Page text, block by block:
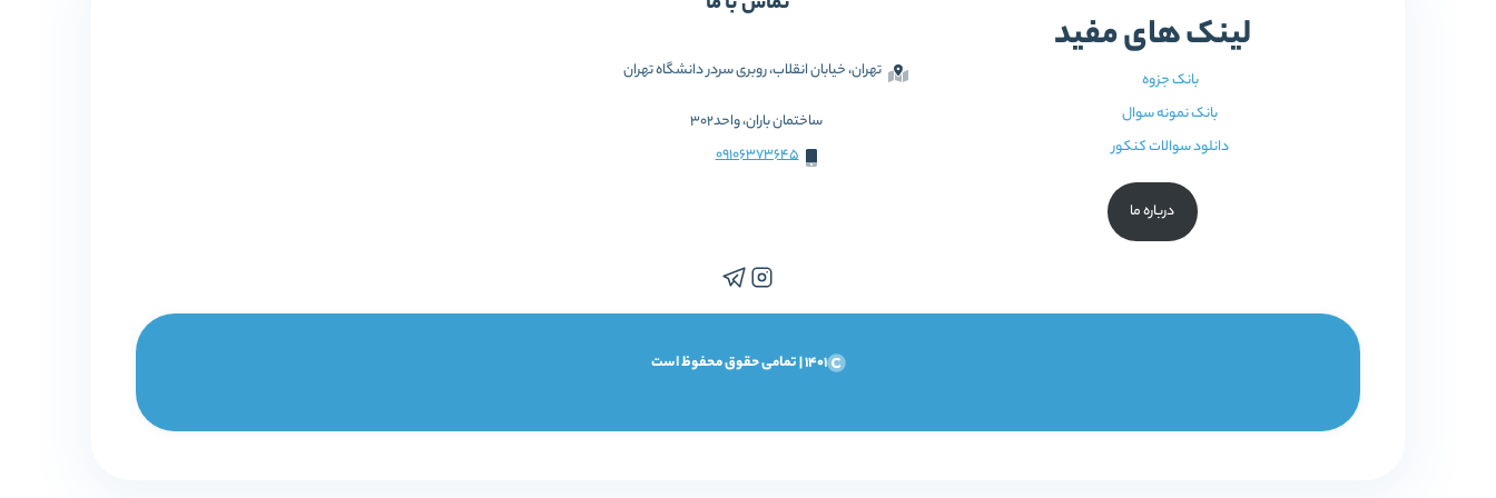
لینک های مفید
بانک جزوه
بانک نمونه سوال
دانلود سوالات کنکور
درباره ما
تهران، خیابان انقلاب، روبری سردر دانشگاه تهران
ساختمان باران، واحد302
09106373645
1401 | تمامی حقوق محفوظ است